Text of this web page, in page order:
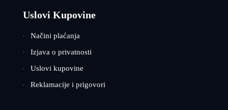
Uslovi Kupovine
Načini plaćanja
Izjava o privatnosti
Uslovi kupovine
Reklamacije i prigovori